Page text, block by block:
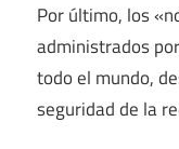
Por último, los
administrados
todo el mundo,
seguridad de la